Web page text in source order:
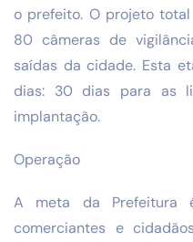
o prefeito. O projeto
80 câmeras de
saídas da cidade. Esta
dias: 30 dias para as
implantação.
Operação
A meta da Prefeitura
comerciantes e